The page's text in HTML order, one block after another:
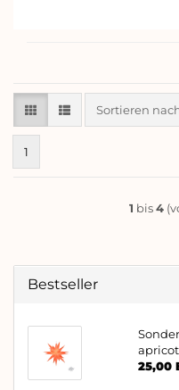
Sortieren
Sortieren
1
1 bis4
Bestseller
apricot
25,00